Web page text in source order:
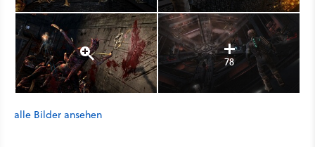
78
alle Bilder ansehen